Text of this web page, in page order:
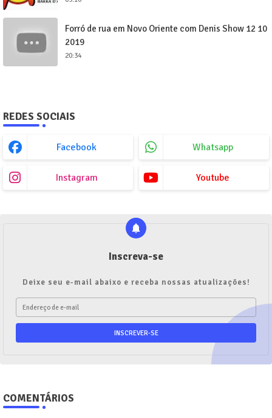
Forró de rua em Novo Oriente com Denis Show 12 10
2019
20:34
REDES SOCIAIS
Facebook Whatsapp
Instagram Youtube
Inscreva-se
Deixe seu e-mail abaixo e receba nossas atualizações!
COMENTÁRIOS